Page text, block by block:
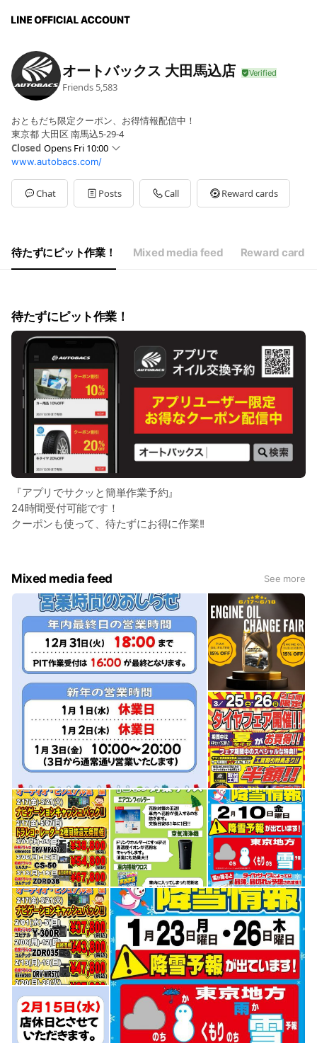
オートバックス 大田馬込店
Friends 5,583
おともだち限定クーポン、お得情報配信中！
東京都 大田区 南馬込5-29-4
Closed Opens Fri 10:00
Sun10:00 - 20:00
Mon10:00 - 20:00
Tue10:00 - 20:00
Wed10:00 - 20:00
Sat 10:00 - 20:00
10:00～20:00
www.autobacs.com/
Chat Posts Call Reward cards
待たずにピット作業！ Mixed media feed Reward card
待たずにピット作業！
『アプリでサクッと簡単作業予約』
24時間受付可能です！
クーポンも使って、待たずにお得に作業!!
Mixed media feed See more